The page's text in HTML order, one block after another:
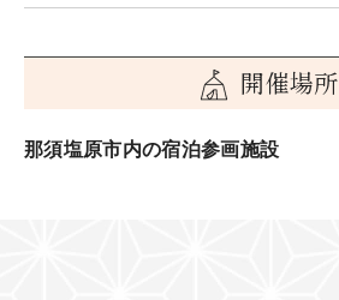
開催場所
那須塩原市内の宿泊参画施設